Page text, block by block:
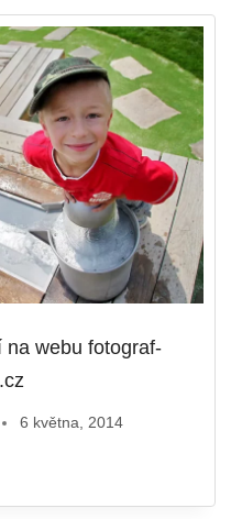
na webu fotograf-
6 května, 2014